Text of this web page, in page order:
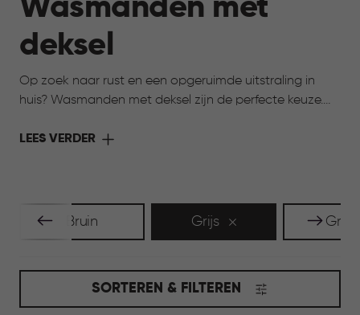
Wasmanden met
deksel
Op zoek naar rust en een opgeruimde uitstraling in
huis? Wasmanden met deksel zijn de perfecte keuze.
voor een verzorgde uitstraling in huis. Tegelijk blijven ze
LEES VERDER
Bruin Grijs
SORTEREN & FILTEREN